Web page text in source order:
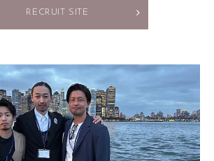
RECRUIT SITE